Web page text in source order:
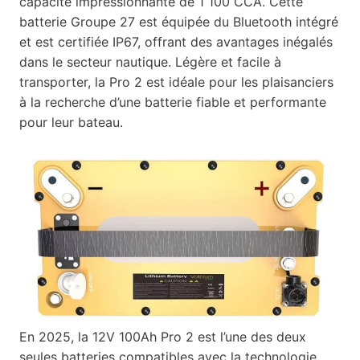
batterie Groupe 27 est équipée du Bluetooth intégré
et est certifiée IP67, offrant des avantages inégalés
dans le secteur nautique. Légère et facile à
transporter, la Pro 2 est idéale pour les plaisanciers
à la recherche d’une batterie fiable et performante
pour leur bateau.
En 2025, la 12V 100Ah Pro 2 est l’une des deux
seules batteries compatibles avec la technologie